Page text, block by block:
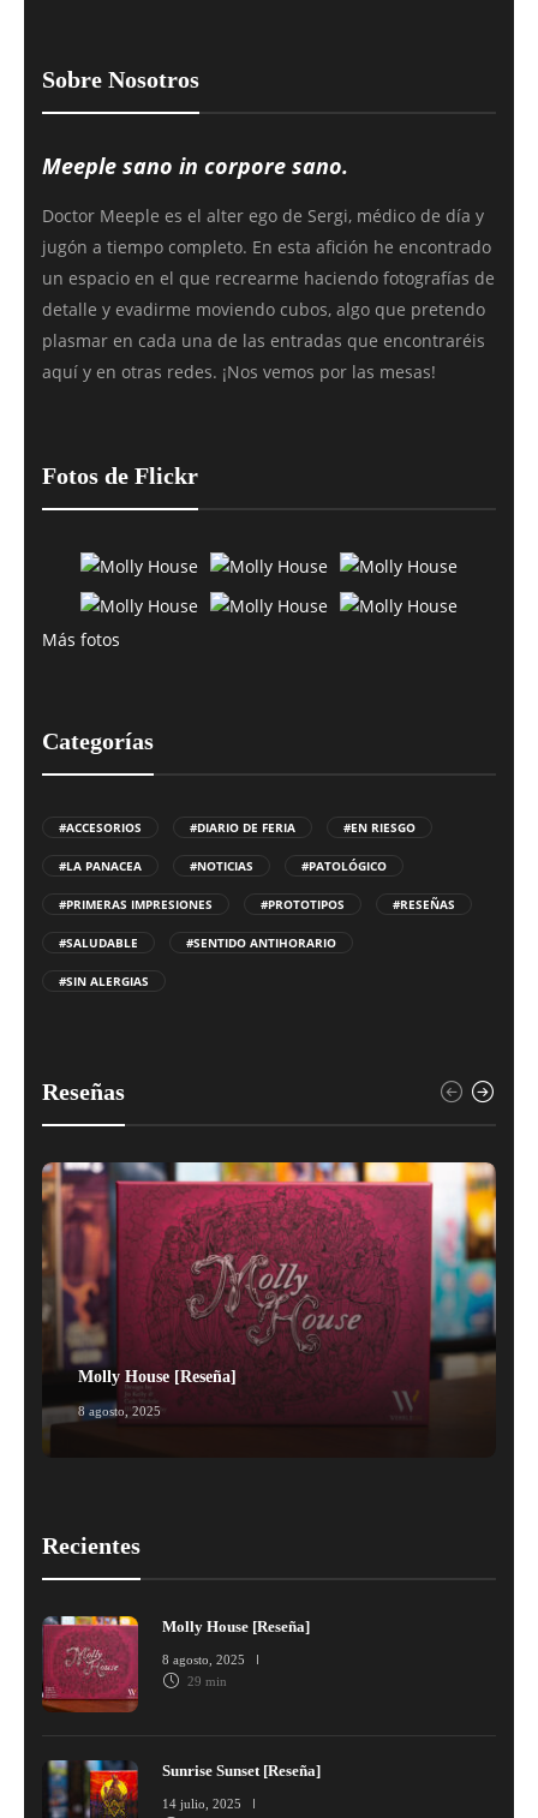
Sobre Nosotros
Meeple sano in corpore sano.
Doctor Meeple es el alter ego de Sergi, médico de día y
jugón a tiempo completo. En esta afición he encontrado
un espacio en el que recrearme haciendo fotografías de
detalle y evadirme moviendo cubos, algo que pretendo
plasmar en cada una de las entradas que encontraréis
aquí y en otras redes. ¡Nos vemos por las mesas!
Fotos de Flickr
Más fotos
Categorías
#ACCESORIOS #DIARIO DE FERIA #EN RIESGO
#LA PANACEA #NOTICIAS #PATOLÓGICO
#PRIMERAS IMPRESIONES #PROTOTIPOS #RESEÑAS
#SALUDABLE #SENTIDO ANTIHORARIO
#SIN ALERGIAS
Reseñas
Molly House [Reseña]
8 agosto, 2025
Recientes
Molly House [Reseña]
8 agosto, 2025
29 min
Sunrise Sunset [Reseña]
14 julio, 2025